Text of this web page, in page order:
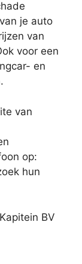
je auto
van
voor een
en
van
op:
hun
BV